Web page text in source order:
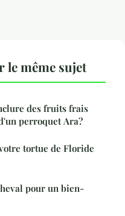
même sujet
des fruits frais
perroquet Ara?
tortue de Floride
pour un bien-